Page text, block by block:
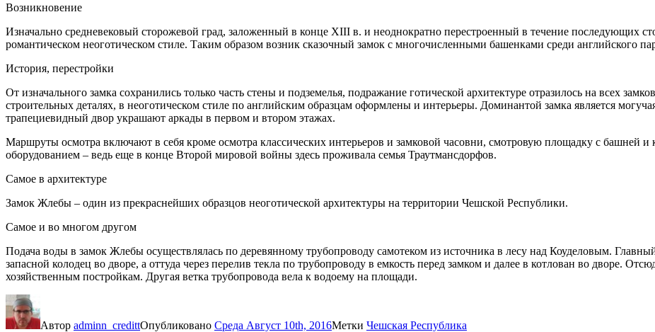
Возникновение
Изначально средневековый сторожевой град, заложенный в конце XIII в. и неоднократно перестроенный в течение последующих
романтическом неоготическом стиле. Таким образом возник сказочный замок с многочисленными башенками среди английского
История, перестройки
От изначального замка сохранились только часть стены и подземелья, подражание готической архитектуре отразилось на всех
строительных деталях, в неоготическом стиле по английским образцам оформлены и интерьеры. Доминантой замка является
трапециевидный двор украшают аркады в первом и втором этажах.
Маршруты осмотра включают в себя кроме осмотра классических интерьеров и замковой часовни, смотровую площадку с
оборудованием – ведь еще в конце Второй мировой войны здесь проживала семья Траутмансдорфов.
Самое в архитектуре
Замок Жлебы – один из прекраснейших образцов неоготической архитектуры на территории Чешской Республики.
Самое и во многом другом
Подача воды в замок Жлебы осуществлялась по деревянному трубопроводу самотеком из источника в лесу над Коуделовым.
запасной колодец во дворе, а оттуда через перелив текла по трубопроводу в емкость перед замком и далее в котлован во дворе.
хозяйственным постройкам. Другая ветка трубопровода вела к водоему на площади.
Автор adminn_credittОпубликовано Среда Август 10th, 2016Метки Чешская Республика